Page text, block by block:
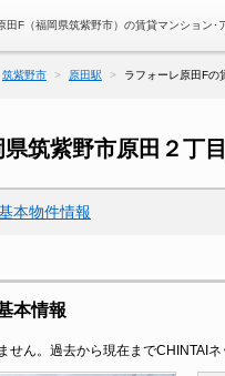
田F（福岡県筑紫野市）の賃貸マンション･
筑紫野市 原田駅 ラフォーレ原田Fの
筑紫野市原田２丁
本物件情報
本情報
せん。過去から現在までCHINTAI